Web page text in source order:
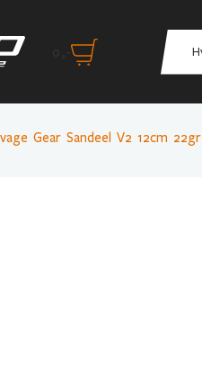
Gear Sandeel V2 12cm 22gr